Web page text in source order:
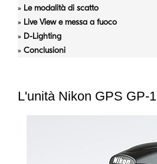
» Le modalità di scatto
» Live View e messa a fuoco
» D-Lighting
» Conclusioni
L'unità Nikon GPS GP-1